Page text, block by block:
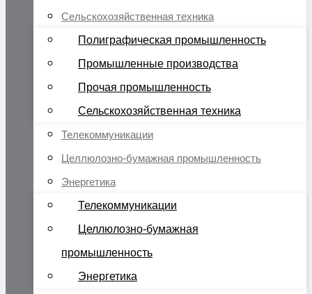
Сельскохозяйственная техника
Полиграфическая промышленность
Промышленные производства
Прочая промышленность
Сельскохозяйственная техника
Телекоммуникации
Целлюлозно-бумажная промышленность
Энергетика
Телекоммуникации
Целлюлозно-бумажная
промышленность
Энергетика